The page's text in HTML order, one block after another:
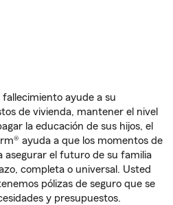
ayude a su
de vivienda, mantener el nivel
la educación de sus hijos, el
ayuda a que los momentos de
asegurar el futuro de su familia
completa o universal. Usted
pólizas de seguro que se
y presupuestos.